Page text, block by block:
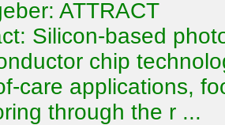
ATTRACT
Silicon-based
chip
care applications,
through the r ...